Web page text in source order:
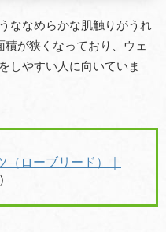
ななめらかな肌触りがうれ
が狭くなっており、ウェ
しやすい人に向いていま
（ローブリード）｜